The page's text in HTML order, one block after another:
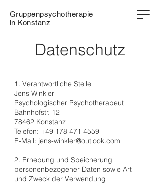
Gruppenpsychotherapie
in Konstanz
Datenschutz
1. Verantwortliche Stelle
Jens Winkler
Psychologischer Psychotherapeut
Bahnhofstr. 12
78462 Konstanz
Telefon: +49 178 471 4559
E-Mail: jens-winkler@outlook.com
2. Erhebung und Speicherung
personenbezogener Daten sowie Art
und Zweck der Verwendung